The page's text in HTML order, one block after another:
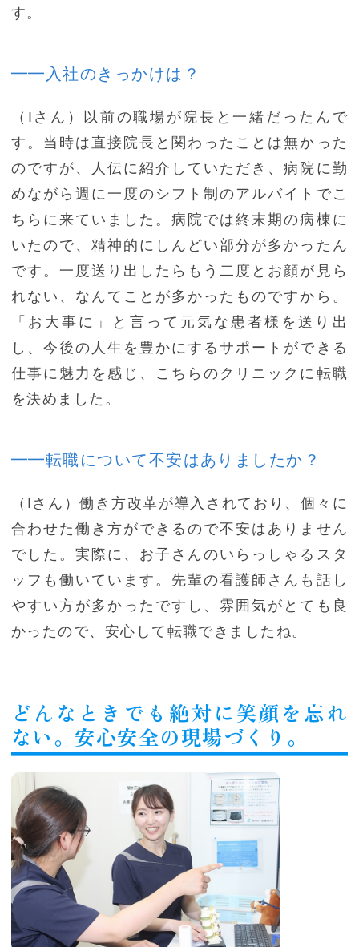
す。
━━入社のきっかけは？
（Iさん）以前の職場が院長と一緒だったんで
す。当時は直接院長と関わったことは無かった
のですが、人伝に紹介していただき、病院に勤
めながら週に一度のシフト制のアルバイトでこ
ちらに来ていました。病院では終末期の病棟に
いたので、精神的にしんどい部分が多かったん
です。一度送り出したらもう二度とお顔が見ら
れない、なんてことが多かったものですから。
「お大事に」と言って元気な患者様を送り出
し、今後の人生を豊かにするサポートができる
仕事に魅力を感じ、こちらのクリニックに転職
を決めました。
━━転職について不安はありましたか？
（Iさん）働き方改革が導入されており、個々に
合わせた働き方ができるので不安はありません
でした。実際に、お子さんのいらっしゃるスタ
ッフも働いています。先輩の看護師さんも話し
やすい方が多かったですし、雰囲気がとても良
かったので、安心して転職できましたね。
どんなときでも絶対に笑顔を忘れ
ない。安心安全の現場づくり。